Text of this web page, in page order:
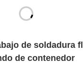
de soldadura
de contenedor